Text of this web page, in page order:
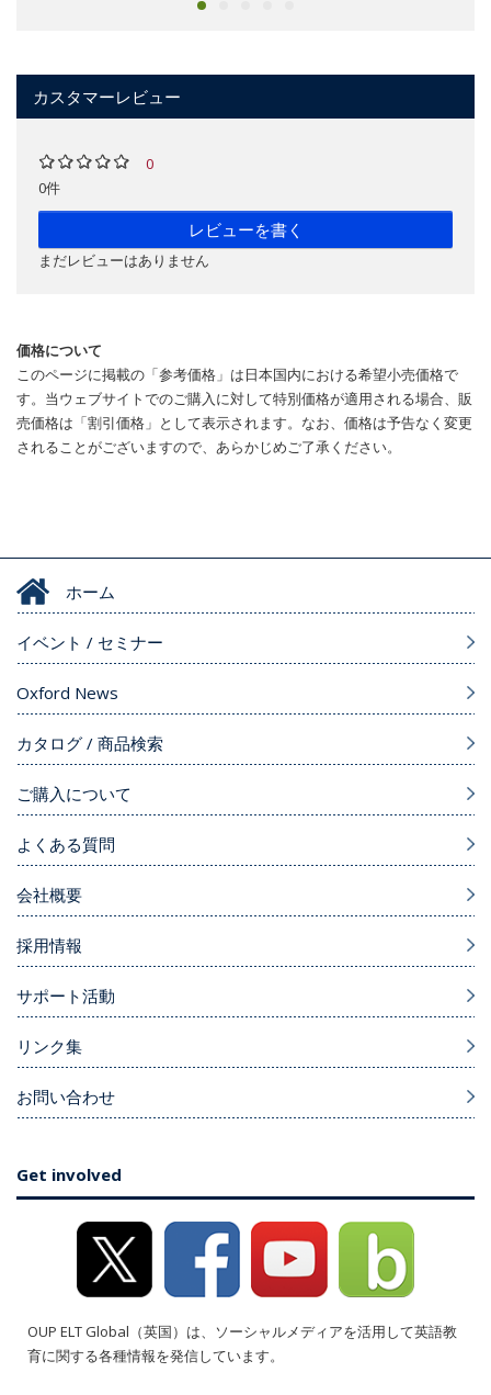
カスタマーレビュー
0
0件
レビューを書く
まだレビューはありません
価格について
このページに掲載の「参考価格」は日本国内における希望小売価格で
す。当ウェブサイトでのご購入に対して特別価格が適用される場合、販
売価格は「割引価格」として表示されます。なお、価格は予告なく変更
されることがございますので、あらかじめご了承ください。
ホーム
イベント / セミナー
Oxford News
カタログ / 商品検索
ご購入について
よくある質問
会社概要
採用情報
サポート活動
リンク集
お問い合わせ
Get involved
OUP ELT Global（英国）は、ソーシャルメディアを活用して英語教
育に関する各種情報を発信しています。